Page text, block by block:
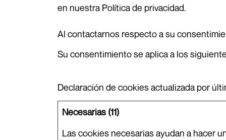
en nuestra Política de privacidad.
Al contactarnos respecto a su
Su consentimiento se aplica a los
Declaración de cookies actualizada por
Necesarias (11)
Las cookies necesarias ayudan a hacer